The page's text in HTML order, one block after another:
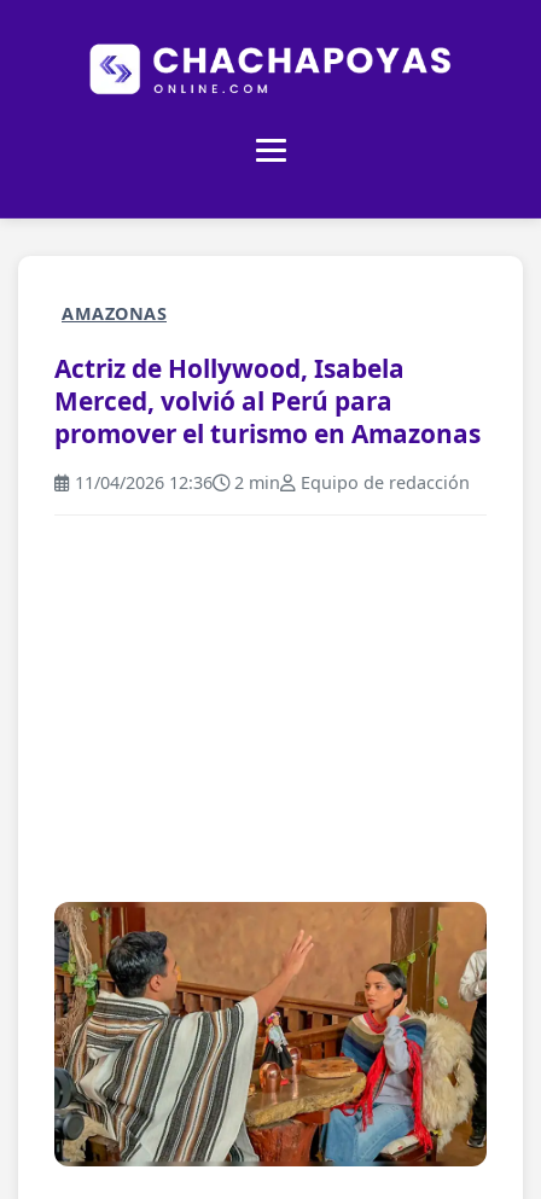
AMAZONAS
Actriz de Hollywood, Isabela
Merced, volvió al Perú para
promover el turismo en Amazonas
11/04/2026 12:36 2 min Equipo de redacción